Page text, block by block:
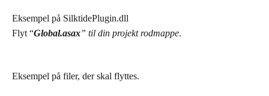
Eksempel på SilktidePlugin.dll
Flyt “Global.asax” til din projekt rodmappe.
Eksempel på filer, der skal flyttes.